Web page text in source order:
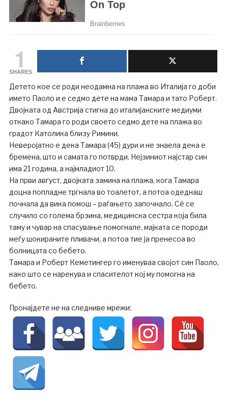
1
SHARES
Детето кое се роди неодамна на плажа во Италија го доби
името Паоло и е седмо дете на мама Тамара и тато Роберт.
Двојката од Австрија стигна до италијанските медиуми
откако Тамара го роди своето седмо дете на плажа во
градот Католика близу Римини.
Неверојатно е дека Тамара (45) дури и не знаела дека е
бремена, што и самата го потврди. Нејзиниот најстар син
има 21 година, а најмладиот 10.
На први август, двојката замина на плажа, кога Тамара
доцна попладне тргнала во тоалетот, а потоа одеднаш
почнала да вика помош – раѓањето започнало. Сè се
случило со голема брзина, медицинска сестра која била
таму и чувар на спасување помогнале, мајката се породи
меѓу шокираните пливачи, а потоа тие ја пренесоа во
болницата со бебето.
Тамара и Роберт Кеметингер го именуваа својот син Паоло,
како што се нарекува и спасителот кој му помогна на
бебето.
Пронајдете не на следниве мрежи: